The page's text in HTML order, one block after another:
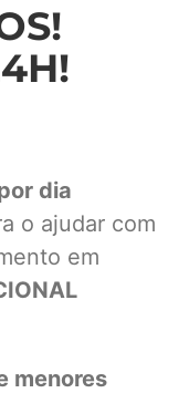
dia
o ajudar com
em
menores